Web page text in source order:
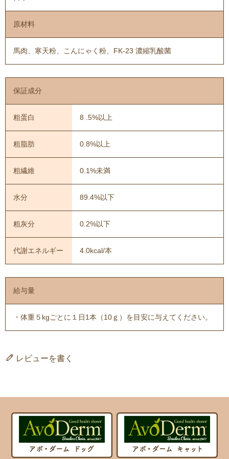
原材料
馬肉、寒天粉、こんにゃく粉、FK-23 濃縮乳酸菌
保証成分
粗蛋白 8 .5%以上
粗脂肪 0.8%以上
粗繊維 0.1%未満
水分 89.4%以下
粗灰分 0.2%以下
代謝エネルギー 4.0kcal/本
給与量
・体重５kgごとに１日1本（10ｇ）を目安に与えてください。
レビューを書く